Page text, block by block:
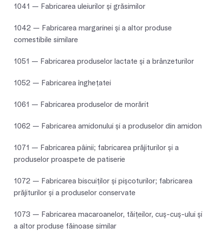
1041 — Fabricarea uleiurilor şi grăsimilor
1042 — Fabricarea margarinei şi a altor produse
comestibile similare
1051 — Fabricarea produselor lactate şi a brânzeturilor
1052 — Fabricarea îngheţatei
1061 — Fabricarea produselor de morărit
1062 — Fabricarea amidonului şi a produselor din amidon
1071 — Fabricarea pâinii; fabricarea prăjiturilor şi a
produselor proaspete de patiserie
1072 — Fabricarea biscuiţilor şi pişcoturilor; fabricarea
prăjiturilor şi a produselor conservate
1073 — Fabricarea macaroanelor, tăiţeilor, cuş-cuş-ului şi
a altor produse făinoase similar